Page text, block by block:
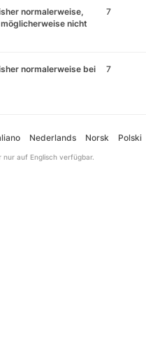
normalerweise,
nicht
7
normalerweise bei
7
Nederlands Norsk Polski
nur auf Englisch verfügbar.